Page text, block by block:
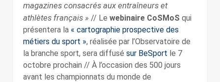
magazines consacrés aux entraîneurs et
athlètes français » // Le webinaire CoSMoS qui
présentera la « cartographie prospective des
métiers du sport », réalisée par l’Observatoire de
la branche sport, sera diffusé sur BeSport le 7
octobre prochain // À l’occasion des 500 jours
avant les championnats du monde de